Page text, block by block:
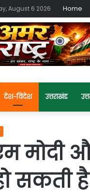
August 6 2026 Home
देश-विदेश उत्तराखंड
मोदी
सकती